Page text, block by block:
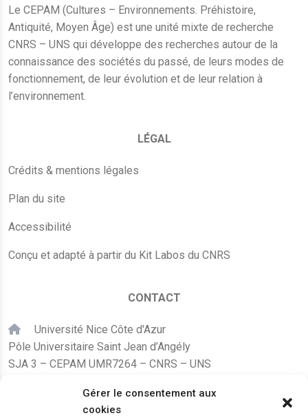
Gérer le consentement aux
cookies
Le CEPAM (Cultures – Environnements. Préhistoire,
Antiquité, Moyen Âge) est une unité mixte de recherche
CNRS – UNS qui développe des recherches autour de la
connaissance des sociétés du passé, de leurs modes de
fonctionnement, de leur évolution et de leur relation à
l’environnement.
LÉGAL
Crédits & mentions légales
Plan du site
Accessibilité
Conçu et adapté à partir du Kit Labos du CNRS
CONTACT
Université Nice Côte d'Azur
Pôle Universitaire Saint Jean d’Angély
SJA 3 – CEPAM UMR7264 – CNRS – UNS